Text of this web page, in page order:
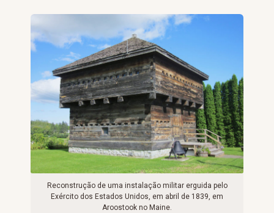
Reconstrução de uma instalação militar erguida pelo
Exército dos Estados Unidos, em abril de 1839, em
Aroostook no Maine.